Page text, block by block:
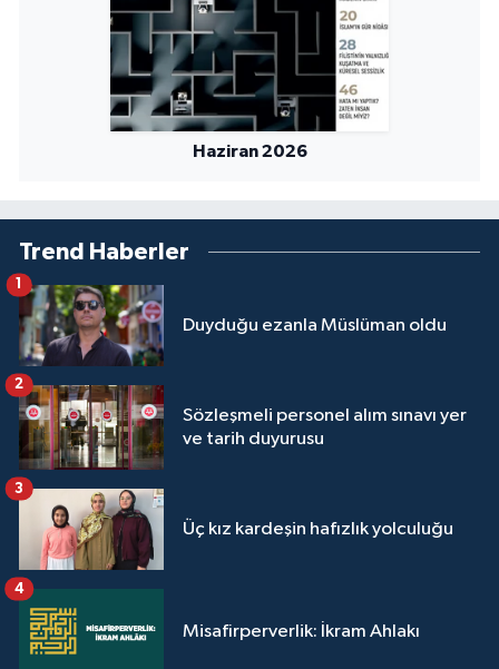
Haziran 2026
Trend Haberler
Duyduğu ezanla Müslüman oldu
1
Sözleşmeli personel alım sınavı yer
ve tarih duyurusu
2
Üç kız kardeşin hafızlık yolculuğu
3
Misafirperverlik: İkram Ahlakı
4